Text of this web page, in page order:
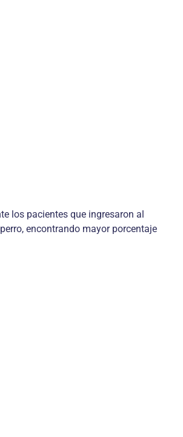
los pacientes que ingresaron al
encontrando mayor porcentaje